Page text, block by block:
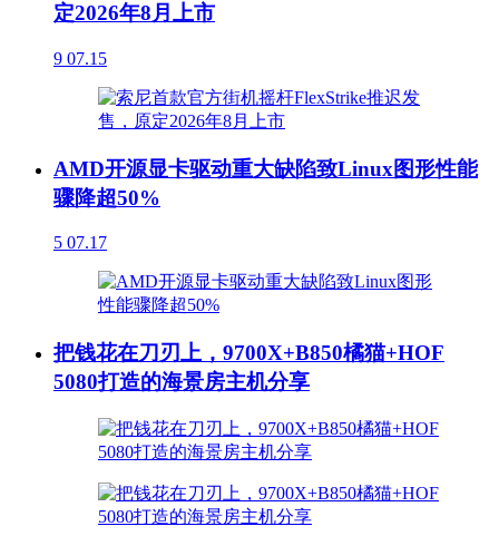
定2026年8月上市
9 07.15
AMD开源显卡驱动重大缺陷致Linux图形性能
骤降超50%
5 07.17
把钱花在刀刃上，9700X+B850橘猫+HOF
5080打造的海景房主机分享